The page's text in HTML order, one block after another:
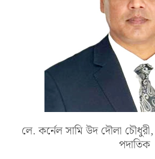
লে. কর্নেল সামি উদ দৌলা
পদাতিক